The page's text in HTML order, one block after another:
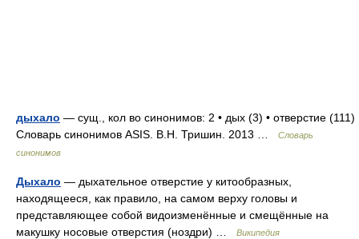
дыхало — сущ., кол во синонимов: 2 • дых (3) • отверстие (111)
Словарь синонимов ASIS. В.Н. Тришин. 2013 …
Словарь
синонимов
Дыхало — дыхательное отверстие у китообразных,
находящееся, как правило, на самом верху головы и
представляющее собой видоизменённые и смещённые на
макушку носовые отверстия (ноздри) …
Википедия